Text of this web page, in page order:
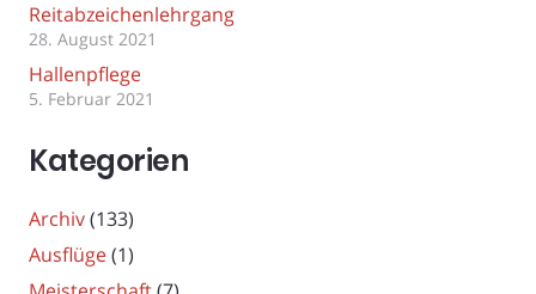
Reitabzeichenlehrgang
28. August 2021
Hallenpflege
5. Februar 2021
Kategorien
Archiv(133)
Ausflüge(1)